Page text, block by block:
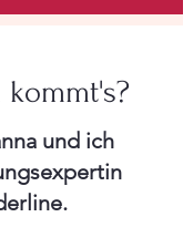
und ich